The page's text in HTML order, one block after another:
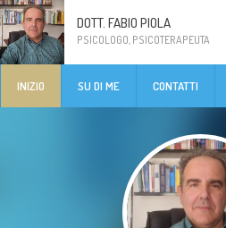
DOTT. FABIO PIOLA
PSICOLOGO, PSICOTERAPEUTA
INIZIO SU DI ME CONTATTI